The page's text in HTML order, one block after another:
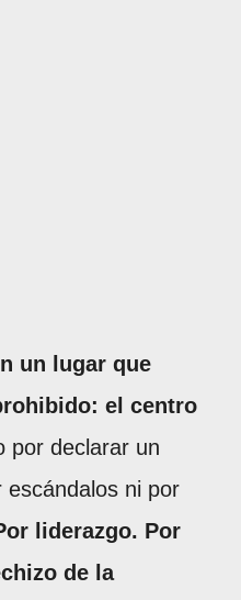
un lugar que
el centro
por declarar un
ni por
liderazgo. Por
de la